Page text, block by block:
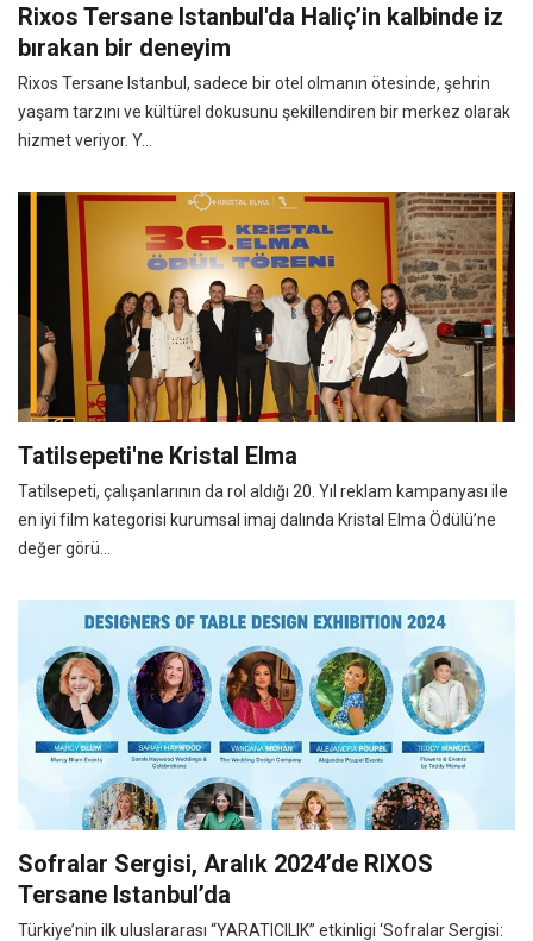
Rixos Tersane Istanbul'da Haliç’in kalbinde iz
bırakan bir deneyim
Rixos Tersane Istanbul, sadece bir otel olmanın ötesinde, şehrin
yaşam tarzını ve kültürel dokusunu şekillendiren bir merkez olarak
hizmet veriyor. Y...
Tatilsepeti'ne Kristal Elma
Tatilsepeti, çalışanlarının da rol aldığı 20. Yıl reklam kampanyası ile
en iyi film kategorisi kurumsal imaj dalında Kristal Elma Ödülü’ne
değer görü...
Sofralar Sergisi, Aralık 2024’de RIXOS
Tersane Istanbul’da
Türkiye’nin ilk uluslararası “YARATICILIK” etkinligi ‘Sofralar Sergisi: